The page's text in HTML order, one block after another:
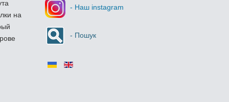
на
- Наш instagram
- Пошук